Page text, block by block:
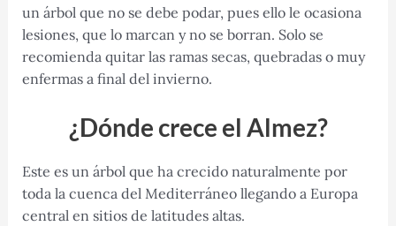
un árbol que no se debe podar, pues ello le ocasiona
lesiones, que lo marcan y no se borran. Solo se
recomienda quitar las ramas secas, quebradas o muy
enfermas a final del invierno.
¿Dónde crece el Almez?
Este es un árbol que ha crecido naturalmente por
toda la cuenca del Mediterráneo llegando a Europa
central en sitios de latitudes altas.